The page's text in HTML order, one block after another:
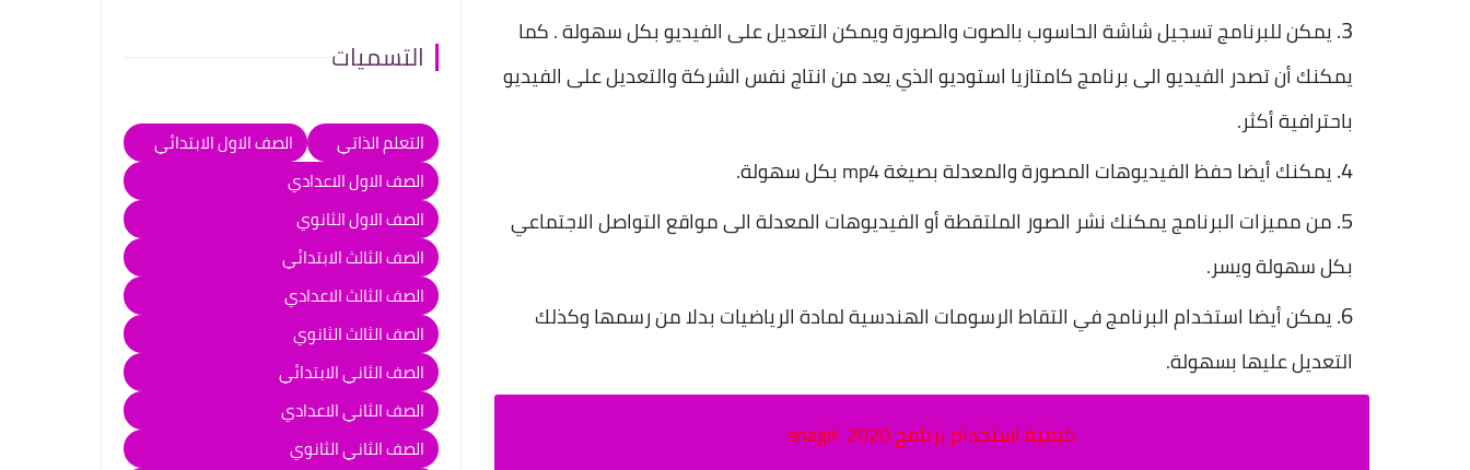
يمكن للبرنامج تسجيل شاشة الحاسوب بالصوت والصورة ويمكن التعديل على الفيديو بكل سهولة . كما
يمكنك أن تصدر الفيديو الى برنامج كامتازيا استوديو الذي يعد من انتاج نفس الشركة والتعديل على الفيديو
باحترافية أكثر.
يمكنك أيضا حفظ الفيديوهات المصورة والمعدلة بصيغة mp4 بكل سهولة.
من مميزات البرنامج يمكنك نشر الصور الملتقطة أو الفيديوهات المعدلة الى مواقع التواصل الاجتماعي
بكل سهولة ويسر.
يمكن أيضا استخدام البرنامج في التقاط الرسومات الهندسية لمادة الرياضيات بدلا من رسمها وكذلك
التعديل عليها بسهولة.
كيفية استخدام برنامج snagit 2020
التسميات
التعلم الذاتي
الصف الاول الابتدائي
الصف الاول الاعدادي
الصف الاول الثانوي
الصف الثالث الابتدائي
الصف الثالث الاعدادي
الصف الثالث الثانوي
الصف الثاني الابتدائي
الصف الثاني الاعدادي
الصف الثاني الثانوي